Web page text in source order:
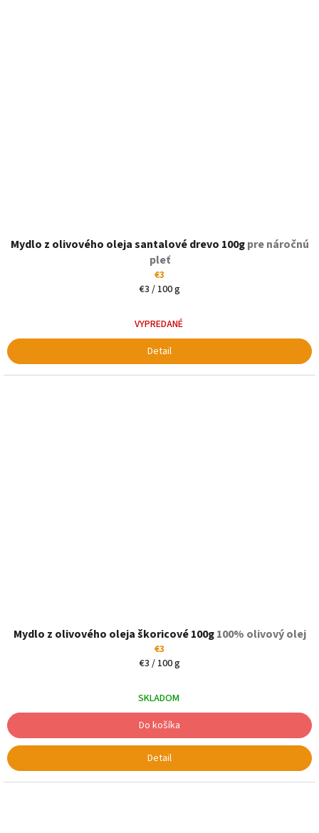
hodnotenie
produktu
je
5,0
hviezdičiek.
Mydlo z olivového oleja santalové drevo 100gpre náročnú
pleť
€3
Jednotková
€3 / 100 g
VYPREDANÉ
Detail
Mydlo z olivového oleja škoricové 100g100% olivový olej
€3
Jednotková
€3 / 100 g
SKLADOM
Do košíka
Detail